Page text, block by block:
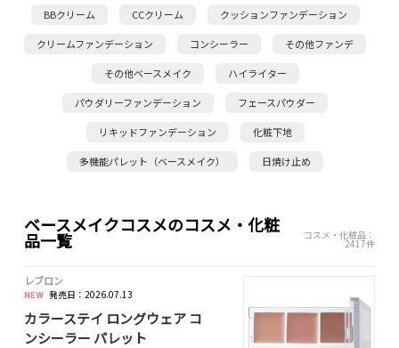
BBクリーム CCクリーム クッションファンデーション
クリームファンデーション コンシーラー その他ファンデ
その他ベースメイク ハイライター
パウダリーファンデーション フェースパウダー
リキッドファンデーション 化粧下地
多機能パレット（ベースメイク） 日焼け止め
ベースメイクコスメのコスメ・化粧
品一覧 コスメ・化粧品：
2417件
レブロン
発売日：2026.07.13
カラーステイ ロングウェア コ
ンシーラー パレット